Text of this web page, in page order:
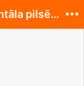
Atklāta projekta “Plenērs Rozentāla pilsētā 2017”